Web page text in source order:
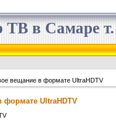
в Самаре т.
вещание в формате UltraHDTV
формате UltraHDTV